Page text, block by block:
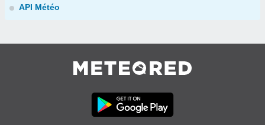
API Météo